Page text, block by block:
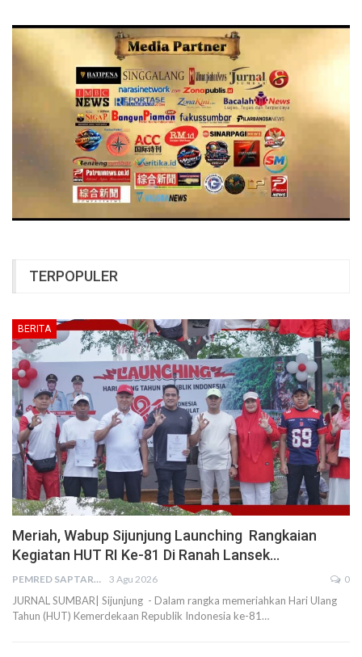
TERPOPULER
BERITA
Meriah, Wabup Sijunjung Launching Rangkaian
Kegiatan HUT RI Ke-81 Di Ranah Lansek…
PEMRED SAPTARIUS 3 Agu 2026 0
JURNAL SUMBAR| Sijunjung - Dalam rangka memeriahkan Hari Ulang
Tahun (HUT) Kemerdekaan Republik Indonesia ke-81…